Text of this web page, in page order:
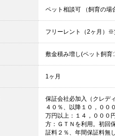
ペット相談可 （飼育の場
フリーレント（2ヶ月）※
敷金積み増し(ペット飼育
1ヶ月
保証会社必加入（クレデ
４０％、以降１０，００
万円以上：１４，０００
方：ＧＴＮを利用。初回
証料２％、年間保証料無し